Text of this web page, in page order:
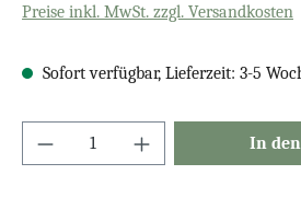
Preise inkl. MwSt. zzgl. Versandkosten
Sofort verfügbar, Lieferzeit: 3-5
In